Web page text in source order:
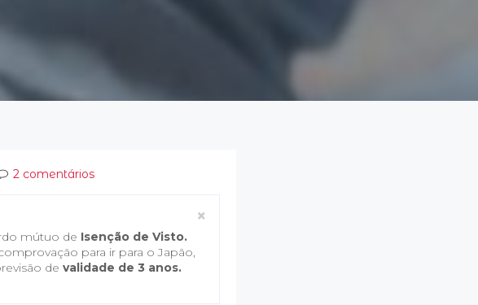
2 comentários
×
mútuo de Isenção de Visto.
para ir para o Japão,
de validade de 3 anos.